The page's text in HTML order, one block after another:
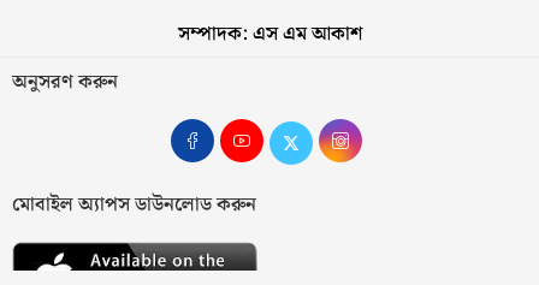
সম্পাদক: এস এম আকাশ
অনুসরণ করুন
মোবাইল অ্যাপস ডাউনলোড করুন